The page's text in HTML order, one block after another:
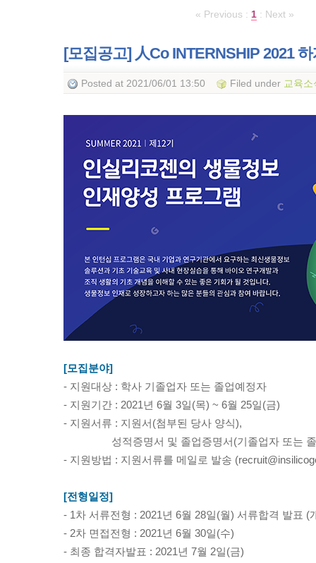
« Previous : 1 : Next »
[모집공고] 人Co INTERNSHIP 2021 하
Posted at 2021/06/01 13:50 Filed under 교육소
[모집분야]
- 지원대상 : 학사 기졸업자 또는 졸업예정자
- 지원기간 : 2021년 6월 3일(목) ~ 6월 25일(금)
- 지원서류 : 지원서(첨부된 당사 양식),
성적증명서 및 졸업증명서(기졸업자 또는 졸
- 지원방법 : 지원서류를 메일로 발송 (
[전형일정]
- 1차 서류전형 : 2021년 6월 28일(월) 서류합격 발표 (
- 2차 면접전형 : 2021년 6월 30일(수)
- 최종 합격자발표 : 2021년 7월 2일(금)